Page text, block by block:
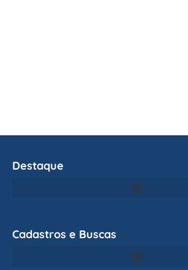
Destaque
Cadastros e Buscas